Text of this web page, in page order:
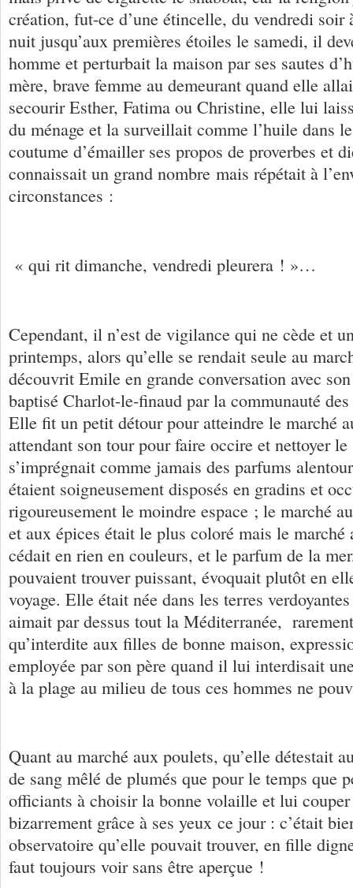
création, fut-ce d’une étincelle, du vendredi soir
nuit jusqu’aux premières étoiles le samedi, il
homme et perturbait la maison par ses sautes
mère, brave femme au demeurant quand elle
secourir Esther, Fatima ou Christine, elle lui
du ménage et la surveillait comme l’huile dans
coutume d’émailler ses propos de proverbes et
connaissait un grand nombre mais répétait à
circonstances :
« qui rit dimanche, vendredi pleurera ! »…
Cependant, il n’est de vigilance qui ne cède et
printemps, alors qu’elle se rendait seule au
découvrit Emile en grande conversation avec
baptisé Charlot-le-finaud par la communauté
Elle fit un petit détour pour atteindre le marché
attendant son tour pour faire occire et nettoyer
s’imprégnait comme jamais des parfums
étaient soigneusement disposés en gradins et
rigoureusement le moindre espace ; le marché
et aux épices était le plus coloré mais le marché
cédait en rien en couleurs, et le parfum de la
pouvaient trouver puissant, évoquait plutôt en
voyage. Elle était née dans les terres
aimait par dessus tout la Méditerranée,
qu’interdite aux filles de bonne maison,
employée par son père quand il lui interdisait
à la plage au milieu de tous ces hommes ne
Quant au marché aux poulets, qu’elle détestait
de sang mêlé de plumés que pour le temps que
officiants à choisir la bonne volaille et lui
bizarrement grâce à ses yeux ce jour : c’était
observatoire qu’elle pouvait trouver, en fille
faut toujours voir sans être aperçue !